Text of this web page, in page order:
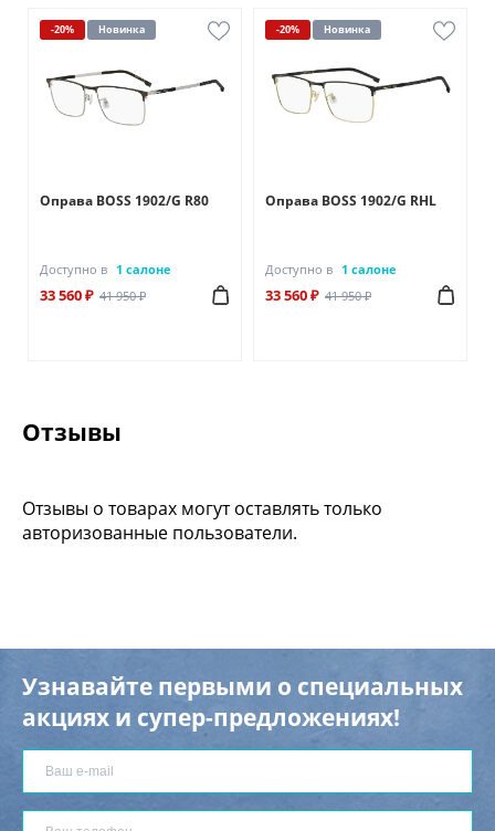
-20% Новинка
Оправа BOSS 1902/G R80
Доступно в 1 салоне
33 560 ₽ 41 950 ₽
-20% Новинка
Оправа BOSS 1902/G RHL
Доступно в 1 салоне
33 560 ₽ 41 950 ₽
Отзывы
Отзывы о товарах могут оставлять только
авторизованные пользователи.
Узнавайте первыми о специальных
акциях и супер-предложениях!